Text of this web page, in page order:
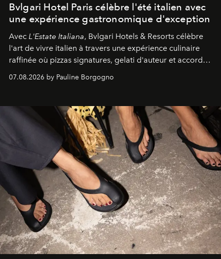
Bvlgari Hotel Paris célèbre l'été italien avec
une expérience gastronomique d'exception
Avec L'Estate Italiana, Bvlgari Hotels & Resorts célèbre
l'art de vivre italien à travers une expérience culinaire
raffinée où pizzas signatures, gelati d'auteur et accords
07.08.2026 by Pauline Borgogno